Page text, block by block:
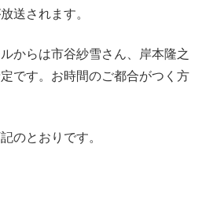
送されます。
からは市谷紗雪さん、岸本隆之
です。お時間のご都合がつく方
のとおりです。